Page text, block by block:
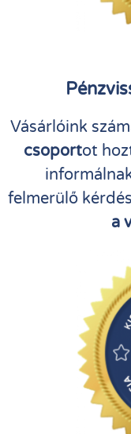
Vásárlóink
csoportot
felmerülő
a